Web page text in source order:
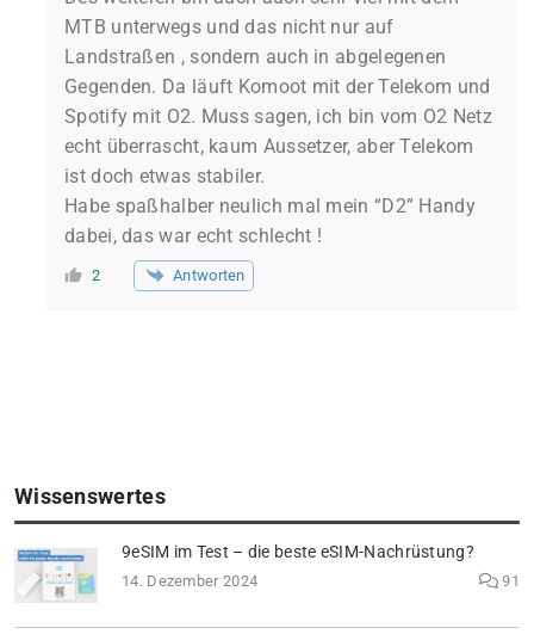
MTB unterwegs und das nicht nur auf
Landstraßen , sondern auch in abgelegenen
Gegenden. Da läuft Komoot mit der Telekom und
Spotify mit O2. Muss sagen, ich bin vom O2 Netz
echt überrascht, kaum Aussetzer, aber Telekom
ist doch etwas stabiler.
Habe spaßhalber neulich mal mein “D2” Handy
dabei, das war echt schlecht !
2 Antworten
Wissenswertes
9eSIM im Test – die beste eSIM-Nachrüstung?
14. Dezember 2024 91